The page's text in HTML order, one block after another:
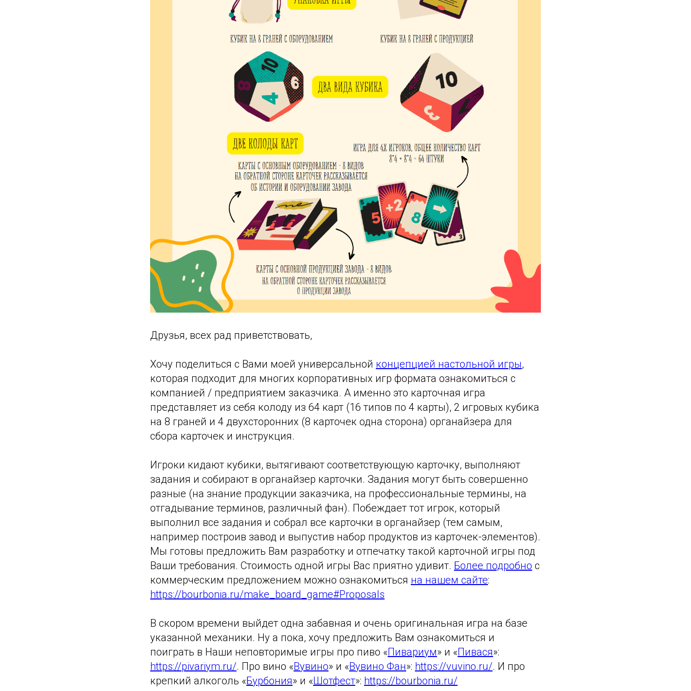
Друзья, всех рад приветствовать,
Хочу поделиться с Вами моей универсальной концепцией настольной игры,
которая подходит для многих корпоративных игр формата ознакомиться с
компанией / предприятием заказчика. А именно это карточная игра
представляет из себя колоду из 64 карт (16 типов по 4 карты), 2 игровых кубика
на 8 граней и 4 двухсторонних (8 карточек одна сторона) органайзера для
сбора карточек и инструкция.
Игроки кидают кубики, вытягивают соответствующую карточку, выполняют
задания и собирают в органайзер карточки. Задания могут быть совершенно
разные (на знание продукции заказчика, на профессиональные термины, на
отгадывание терминов, различный фан). Побеждает тот игрок, который
выполнил все задания и собрал все карточки в органайзер (тем самым,
например построив завод и выпустив набор продуктов из карточек-элементов).
Мы готовы предложить Вам разработку и отпечатку такой карточной игры под
Ваши требования. Стоимость одной игры Вас приятно удивит. Более подробно с
коммерческим предложением можно ознакомиться на нашем сайте:
https://bourbonia.ru/make_board_game#Proposals
В скором времени выйдет одна забавная и очень оригинальная игра на базе
указанной механики. Ну а пока, хочу предложить Вам ознакомиться и
поиграть в Наши неповторимые игры про пиво «Пивариум» и «Пивася»:
https://pivariym.ru/. Про вино «Вувино» и «Вувино Фан»: https://vuvino.ru/. И про
крепкий алкоголь «Бурбония» и «Шотфест»: https://bourbonia.ru/